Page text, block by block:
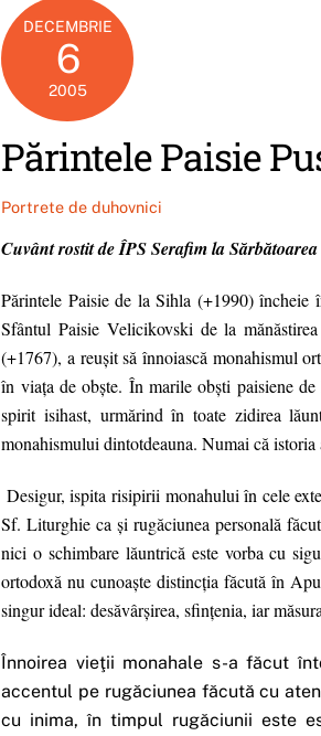
DECEMBRIE
6
2005
Părintele Paisie
Portrete de duhovnici
Cuvânt rostit de ÎPS Serafim la
Părintele Paisie de la Sihla (+1990)
Sfântul Paisie Velicikovski de la
(+1767), a reuşit să înnoiască monahismul
în viaţa de obşte. În marile obşti paisiene
spirit isihast, urmărind în toate zidirea
monahismului dintotdeauna. Numai că
Desigur, ispita risipirii monahului în cele
Sf. Liturghie ca şi rugăciunea personală
nici o schimbare lăuntrică este vorba cu
ortodoxă nu cunoaşte distincţia făcută în
singur ideal: desăvârşirea, sfinţenia, iar
Înnoirea vieţii monahale s-a făcut
accentul pe rugăciunea făcută cu
cu inima, în timpul rugăciunii este